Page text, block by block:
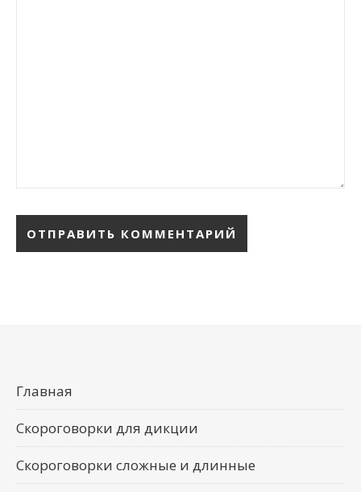
Главная
Скороговорки для дикции
Скороговорки сложные и длинные